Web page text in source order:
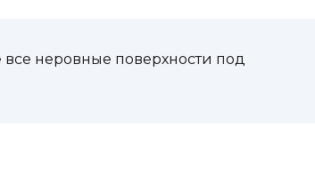
неровные поверхности под